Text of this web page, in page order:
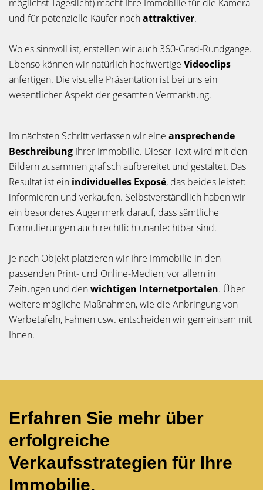
möglichst Tageslicht) macht Ihre Immobilie für die Kamera
und für potenzielle Käufer nochattraktiver.
Wo es sinnvoll ist, erstellen wir auch 360-Grad-Rundgänge.
Ebenso können wir natürlich hochwertige Videoclips
anfertigen. Die visuelle Präsentation ist bei uns ein
wesentlicher Aspekt der gesamten Vermarktung.
Im nächsten Schritt verfassen wir eine ansprechende
Beschreibung Ihrer Immobilie. Dieser Text wird mit den
Bildern zusammen grafisch aufbereitet und gestaltet. Das
Resultat ist ein individuelles Exposé, das beides leistet:
informieren und verkaufen. Selbstverständlich haben wir
ein besonderes Augenmerk darauf, dass sämtliche
Formulierungen auch rechtlich unanfechtbar sind.
Je nach Objekt platzieren wir Ihre Immobilie in den
passenden Print- und Online-Medien, vor allem in
Zeitungen und denwichtigen Internetportalen. Über
weitere mögliche Maßnahmen, wie die Anbringung von
Werbetafeln, Fahnen usw. entscheiden wir gemeinsam mit
Ihnen.
Erfahren Sie mehr über
erfolgreiche
Verkaufsstrategien für Ihre
Immobilie.